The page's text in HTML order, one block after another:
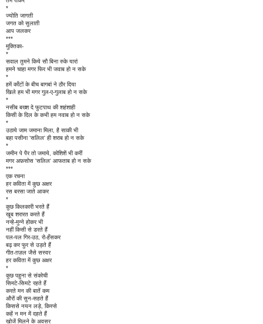
*
ज्योति जागती
जगत को सुलाती
आप जलकर
***
मुक्तिका-
*
सवाल तुमने किये सौ बिना रुके यारां
हमने चाहा मगर फिर भी जवाब हो न सके
*
हमें काँटों के बीच बागबां ने ठौर दिया
खिले हम भी मगर गुल-ए-गुलाब हो न सके
*
नसीब बख्श दे फुटपाथ की शहंशाही
किसी के दिल के कभी हम नवाब हो न सके
*
उठाये जाम जमाना मिला, है साकी भी
बहा पसीना 'सलिल' ही शराब हो न सके
*
जमीन पे पैर तो जमाये, कोशिशें भी करीं
मगर अफ़सोस 'सलिल' आफताब हो न सके
***
एक रचना
हर कविता में कुछ अक्षर
रस बरसा जाते आकर
*
कुछ किलकारी भरते हैं
खूब शरारत करते हैं
नन्हे-मुन्ने होकर भी
नहीं किसी से डरते हैं
पल-पल गिर-उठ, रो-हँसकर
बढ़ कर फुर से उड़ते हैं
गीत-ग़ज़ल जैसे सस्वर
हर कविता में कुछ अक्षर
*
कुछ पहुना से संकोची
सिमटे-सिमटे रहते हैं
करते मन की बातें कम
औरों की सुन-सहते हैं
किससे नयन लड़े, किस्से
कहें न मन में दहते हैं
खोजें मिलने के अवसर